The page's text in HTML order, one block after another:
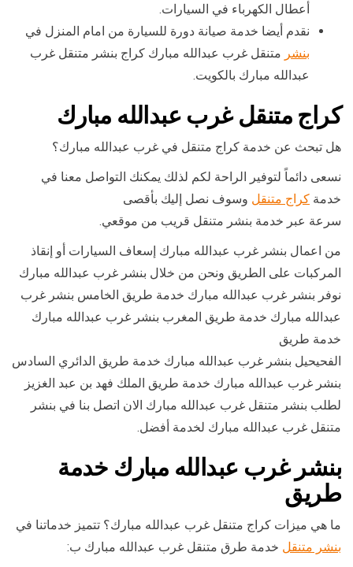
أعطال الكهرباء في السيارات.
نقدم أيضا خدمة صيانة دورة للسيارة من امام المنزل في
بنشر متنقل غرب عبدالله مبارك كراج بنشر متنقل غرب
عبدالله مبارك بالكويت.
كراج متنقل غرب عبدالله مبارك
هل تبحث عن خدمة كراج متنقل في غرب عبدالله مبارك؟
نسعى دائماً لتوفير الراحة لكم لذلك يمكنك التواصل معنا في
خدمة كراج متنقل وسوف نصل إليك بأقصى
سرعة عبر خدمة بنشر متنقل قريب من موقعي.
من اعمال بنشر غرب عبدالله مبارك إسعاف السيارات أو إنقاذ
المركبات على الطريق ونحن من خلال بنشر غرب عبدالله مبارك
نوفر بنشر غرب عبدالله مبارك خدمة طريق الخامس بنشر غرب
عبدالله مبارك خدمة طريق المغرب بنشر غرب عبدالله مبارك
خدمة طريق
الفحيحيل بنشر غرب عبدالله مبارك خدمة طريق الدائري السادس
بنشر غرب عبدالله مبارك خدمة طريق الملك فهد بن عبد الغزيز
لطلب بنشر متنقل غرب عبدالله مبارك الان اتصل بنا في بنشر
متنقل غرب عبدالله مبارك لخدمة أفضل.
بنشر غرب عبدالله مبارك خدمة
طريق
ما هي ميزات كراج متنقل غرب عبدالله مبارك؟ تتميز خدماتنا في
بنشر متنقل خدمة طرق متنقل غرب عبدالله مبارك ب: